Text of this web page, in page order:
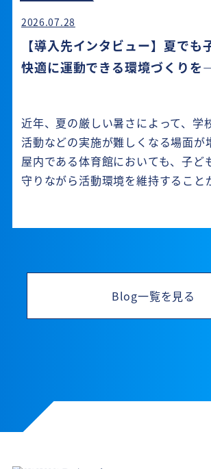
2026.07.28
【導入先インタビュー】夏でも
快適に運動できる環境づくりを
近年、夏の厳しい暑さによって、学
活動などの実施が難しくなる場面が
屋内である体育館においても、子ど
守りながら活動環境を維持するこ
Blog一覧を見る